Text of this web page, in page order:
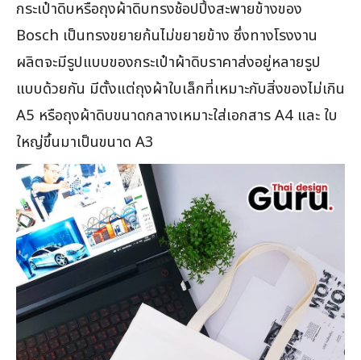
กระเป๋าดิบหรือถุงผ้าดิบทรงช้อปปิ้งสะพายข้างของ
Bosch เป็นทรงขยายก้นไม่ขยายข้าง ซึ่งทางโรงงาน
ผลิตจะมีรูปแบบของกระเป๋าผ้าดิบราคาส่งอยู่หลายรูป
แบบด้วยกัน มีตั้งแต่ถุงผ้าใบเล็กที่เหมาะกับสิ่งของไม่เกิน
A5 หรือถุงผ้าดิบขนาดกลางเหมาะใส่เอกสาร A4 และ ใบ
ใหญ่ขึ้นมาเป็นขนาด A3